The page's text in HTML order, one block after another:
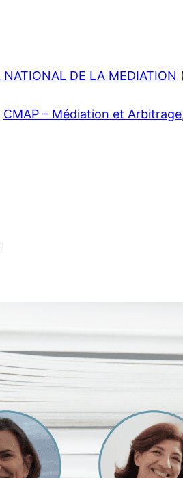
NATIONAL DE LA MEDIATION
CMAP – Médiation et Arbitrage